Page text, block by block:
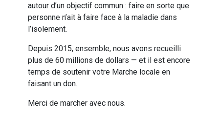
autour d’un objectif commun : faire en sorte que
personne n’ait à faire face à la maladie dans
l’isolement.
Depuis 2015, ensemble, nous avons recueilli
plus de 60 millions de dollars — et il est encore
temps de soutenir votre Marche locale en
faisant un don.
Merci de marcher avec nous.